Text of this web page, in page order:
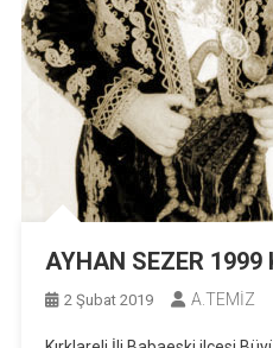
AYHAN SEZER 1999
2 Şubat 2019 A.TEMİZ